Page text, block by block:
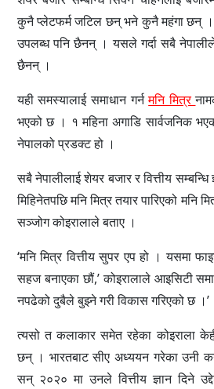
कुनै प्लेटफर्म जटिल छन् भने कुनै महंगा छन् ।
उपलब्ध पनि छैनन् । यसले गर्दा सबै
छैनन् ।
यही समस्यालाई समाधान गर्नमनि मित्र
भएको छ । १ महिना अगाडि सार्वजनिक
नेपालको प्रडक्ट हो ।
सबै नेपालीलाई शेयर बजार र वित्तीय सम्बन्धि
मिहिनेतपछि मनि मित्र तयार पारिएको
सञ्जोग कोइरालाले बताए ।
‘मनि मित्र वित्तीय सुपर एप हो । यसमा
सहज बनाएका छौं,’ कोइरालाले आइसिटी
नपढेको दुबैले बुझ्ने गरी विकास गरिएको छ ।’
त्यसो त कलाकार समेत रहेका कोइराला
छन् । भारतबाट सीए अध्ययन गरेका उनी
सन् २०२० मा उनले वित्तीय ज्ञान दिने